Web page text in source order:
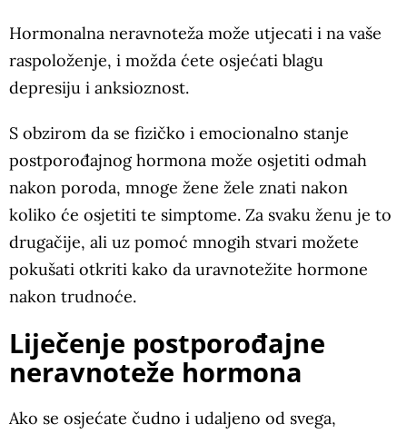
Hormonalna neravnoteža može utjecati i na vaše
raspoloženje, i možda ćete osjećati blagu
depresiju i anksioznost.
S obzirom da se fizičko i emocionalno stanje
postporođajnog hormona može osjetiti odmah
nakon poroda, mnoge žene žele znati nakon
koliko će osjetiti te simptome. Za svaku ženu je to
drugačije, ali uz pomoć mnogih stvari možete
pokušati otkriti kako da uravnotežite hormone
nakon trudnoće.
Liječenje postporođajne
neravnoteže hormona
Ako se osjećate čudno i udaljeno od svega,